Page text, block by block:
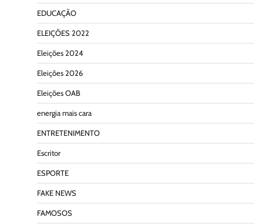
EDUCAÇÃO
ELEIÇÕES 2022
Eleições 2024
Eleições 2026
Eleições OAB
energia mais cara
ENTRETENIMENTO
Escritor
ESPORTE
FAKE NEWS
FAMOSOS